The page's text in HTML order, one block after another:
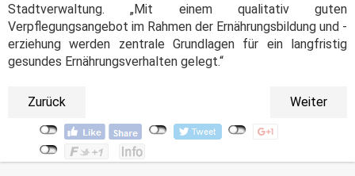
Stadtverwaltung. „Mit einem qualitativ guten
Verpflegungsangebot im Rahmen der Ernährungsbildung und -
erziehung werden zentrale Grundlagen für ein langfristig
gesundes Ernährungsverhalten gelegt.“
Zurück Weiter